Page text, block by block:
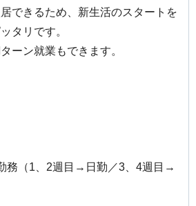
できるため、新生活のスタートを
タリです。
ーン就業もできます。
務（1、2週目→日勤／3、4週目→